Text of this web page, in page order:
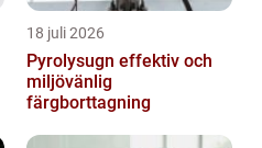
18 juli 2026
Pyrolysugn effektiv och
miljövänlig
färgborttagning